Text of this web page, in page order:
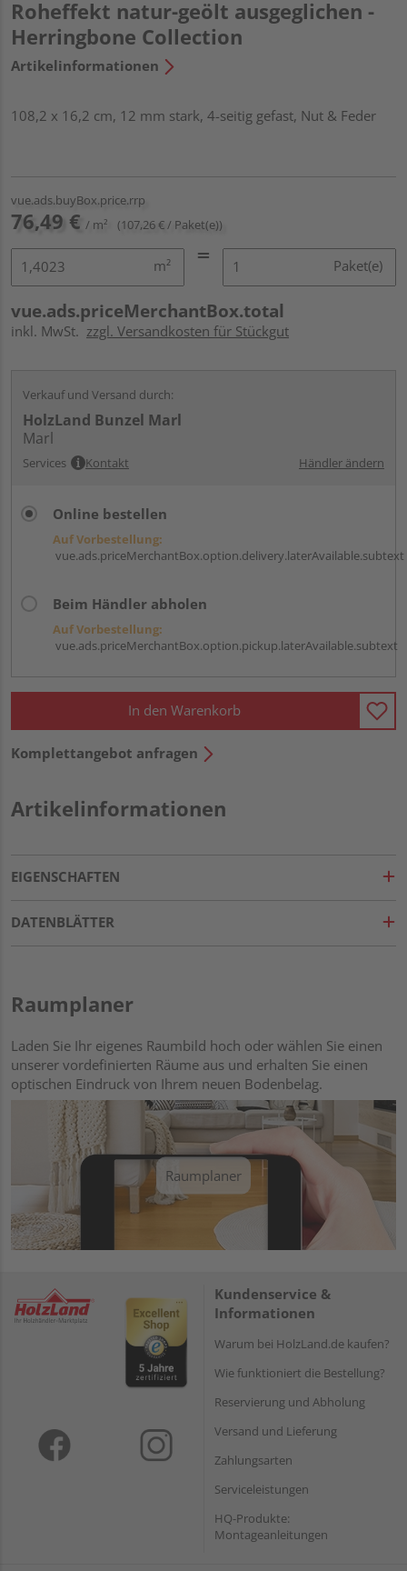
Roheffekt natur-geölt ausgeglichen -
Herringbone Collection
Artikelinformationen
108,2 x 16,2 cm, 12 mm stark, 4-seitig gefast, Nut & Feder
vue.ads.buyBox.price.rrp
76,49 € / m² (107,26 € / Paket(e))
m² Paket(e)
vue.ads.priceMerchantBox.total
inkl. MwSt. zzgl. Versandkosten für Stückgut
Verkauf und Versand durch:
HolzLand Bunzel Marl
Marl
Services Kontakt Händler ändern
Online bestellen
Auf Vorbestellung:
vue.ads.priceMerchantBox.option.delivery.laterAvailable.subtext
Beim Händler abholen
Auf Vorbestellung:
vue.ads.priceMerchantBox.option.pickup.laterAvailable.subtext
In den Warenkorb
Komplettangebot anfragen
Artikelinformationen
EIGENSCHAFTEN
DATENBLÄTTER
Raumplaner
Laden Sie Ihr eigenes Raumbild hoch oder wählen Sie einen
unserer vordefinierten Räume aus und erhalten Sie einen
optischen Eindruck von Ihrem neuen Bodenbelag.
Raumplaner
Kundenservice &
Informationen
Warum bei HolzLand.de kaufen?
Wie funktioniert die Bestellung?
Reservierung und Abholung
Versand und Lieferung
Zahlungsarten
Serviceleistungen
HQ-Produkte:
Montageanleitungen